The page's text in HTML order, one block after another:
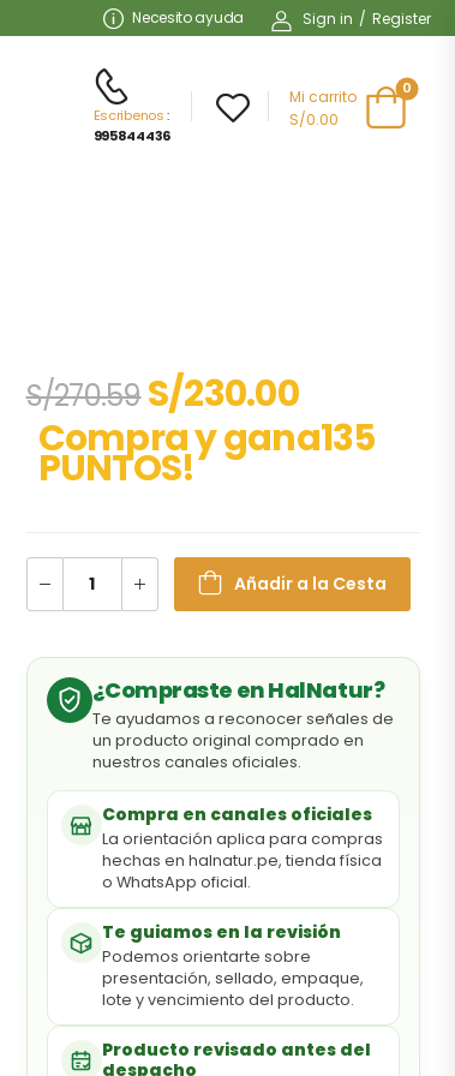
Necesito ayuda Sign in / Register
Escribenos:
995844436
Mi carrito
S/0.00
0
S/270.59S/230.00
Compra y gana135
PUNTOS!
Añadir a la Cesta
¿Compraste en HalNatur?
Te ayudamos a reconocer señales de
un producto original comprado en
nuestros canales oficiales.
Compra en canales oficiales
La orientación aplica para compras
hechas en halnatur.pe, tienda física
o WhatsApp oficial.
Te guiamos en la revisión
Podemos orientarte sobre
presentación, sellado, empaque,
lote y vencimiento del producto.
Producto revisado antes del
despacho